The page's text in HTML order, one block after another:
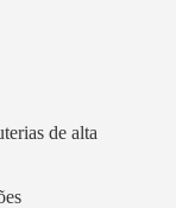
de alta